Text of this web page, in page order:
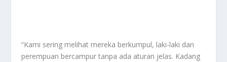
“Kami sering melihat mereka berkumpul, laki-laki dan
perempuan bercampur tanpa ada aturan jelas. Kadang